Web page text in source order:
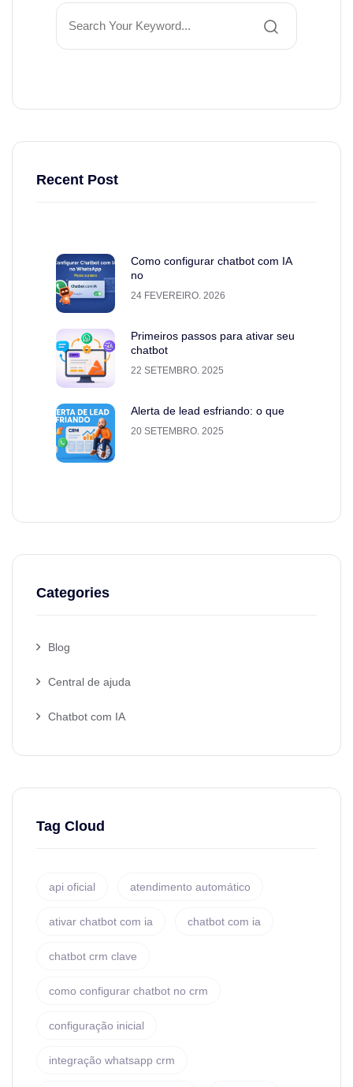
Recent Post
Como configurar chatbot com IA
no
24 FEVEREIRO. 2026
Primeiros passos para ativar seu
chatbot
22 SETEMBRO. 2025
Alerta de lead esfriando: o que
20 SETEMBRO. 2025
Categories
Blog
Central de ajuda
Chatbot com IA
Tag Cloud
api oficial atendimento automático
ativar chatbot com ia chatbot com ia
chatbot crm clave
como configurar chatbot no crm
configuração inicial
integração whatsapp crm